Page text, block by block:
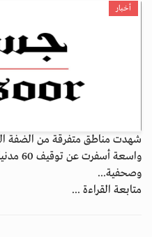
أخبار
شهدت مناطق متفرقة من الضفة
واسعة
وصحفية...
متابعة القراءة ...